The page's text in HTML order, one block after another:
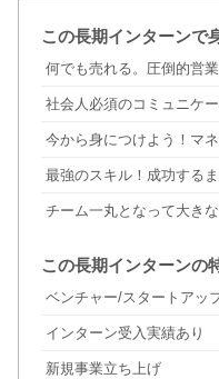
この長期インターンで
何でも売れる。圧倒的営
社会人必須のコミュニケ
今から身につけよう！マ
最強のスキル！成功する
チーム一丸となって大き
この長期インターンの
ベンチャー/スタートアッ
インターン受入実績あり
新規事業立ち上げ